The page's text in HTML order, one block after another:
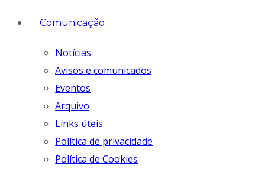
Comunicação
Notícias
Avisos e comunicados
Eventos
Arquivo
Links úteis
Política de privacidade
Política de Cookies